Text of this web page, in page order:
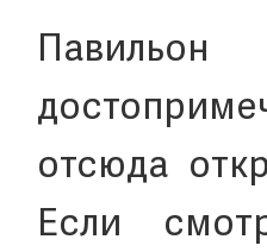
отсюда
Если